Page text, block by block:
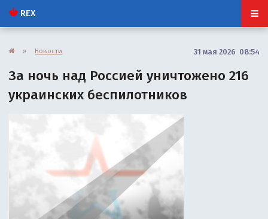
REX
» Новости 31 мая 2026 08:54
За ночь над Россией уничтожено 216
украинских беспилотников